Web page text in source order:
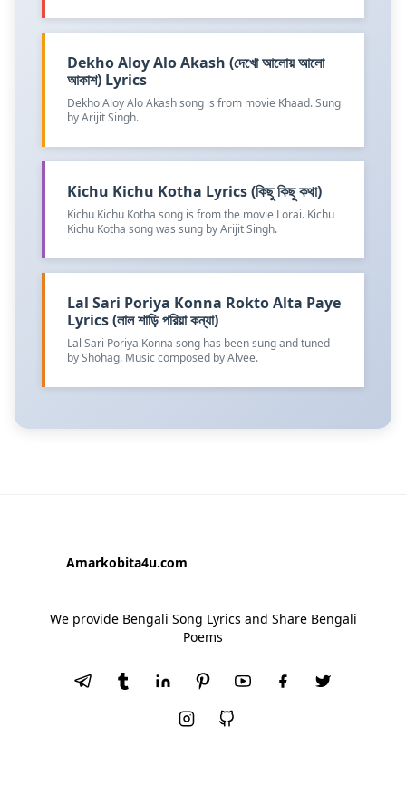
Dekho Aloy Alo Akash (দেখো আলোয় আলো
আকাশ) Lyrics
Dekho Aloy Alo Akash song is from movie Khaad. Sung
by Arijit Singh.
Kichu Kichu Kotha Lyrics (কিছু কিছু কথা)
Kichu Kichu Kotha song is from the movie Lorai. Kichu
Kichu Kotha song was sung by Arijit Singh.
Lal Sari Poriya Konna Rokto Alta Paye
Lyrics (লাল শাড়ি পরিয়া কন্যা)
Lal Sari Poriya Konna song has been sung and tuned
by Shohag. Music composed by Alvee.
Amarkobita4u.com
We provide Bengali Song Lyrics and Share Bengali
Poems